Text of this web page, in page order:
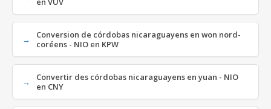
Conversion de córdobas nicaraguayens en won nord-
coréens - NIO en KPW
Convertir des córdobas nicaraguayens en yuan - NIO
en CNY